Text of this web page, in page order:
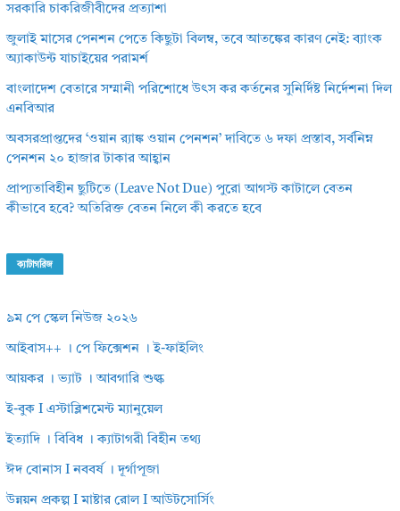
সরকারি চাকরিজীবীদের প্রত্যাশা
জুলাই মাসের পেনশন পেতে কিছুটা বিলম্ব, তবে আতঙ্কের কারণ নেই: ব্যাংক
অ্যাকাউন্ট যাচাইয়ের পরামর্শ
বাংলাদেশ বেতারে সম্মানী পরিশোধে উৎস কর কর্তনের সুনির্দিষ্ট নির্দেশনা দিল
এনবিআর
অবসরপ্রাপ্তদের ‘ওয়ান র‌্যাঙ্ক ওয়ান পেনশন’ দাবিতে ৬ দফা প্রস্তাব, সর্বনিম্ন
পেনশন ২০ হাজার টাকার আহ্বান
প্রাপ্যতাবিহীন ছুটিতে (Leave Not Due) পুরো আগস্ট কাটালে বেতন
কীভাবে হবে? অতিরিক্ত বেতন নিলে কী করতে হবে
ক্যাটাগরিজ
৯ম পে স্কেল নিউজ ২০২৬
আইবাস++ । পে ফিক্সেশন । ই-ফাইলিং
আয়কর । ভ্যাট । আবগারি শুল্ক
ই-বুক I এস্টাব্লিশমেন্ট ম্যানুয়েল
ইত্যাদি । বিবিধ । ক্যাটাগরী বিহীন তথ্য
ঈদ বোনাস I নববর্ষ । দূর্গাপূজা
উন্নয়ন প্রকল্প I মাষ্টার রোল I আউটসোর্সিং